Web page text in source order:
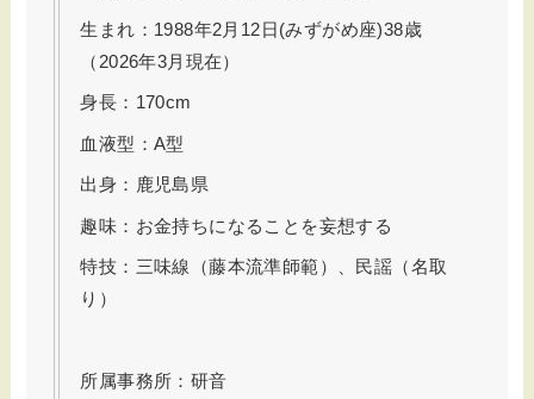
生まれ：1988年2月12日(みずがめ座)38歳
（2026年3月現在）
身長：170cm
血液型：A型
出身：鹿児島県
趣味：お金持ちになることを妄想する
特技：三味線（藤本流準師範）、民謡（名取
り）
所属事務所：研音